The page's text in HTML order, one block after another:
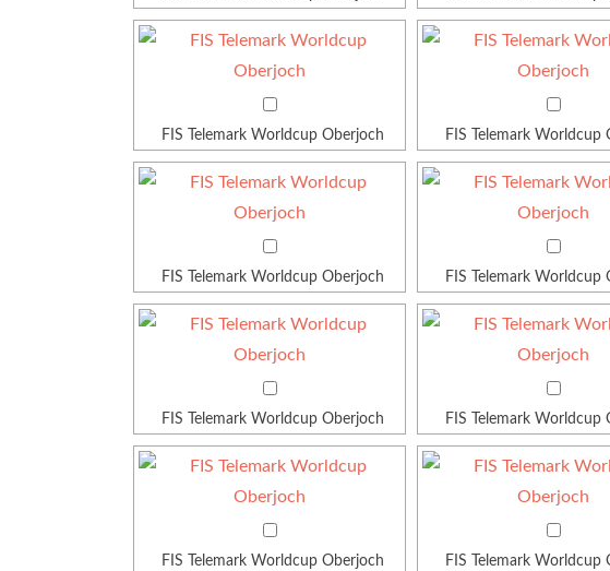
FIS Telemark Worldcup Oberjoch FIS Telemark Worldcup
FIS Telemark Worldcup Oberjoch FIS Telemark Worldcup
FIS Telemark Worldcup Oberjoch FIS Telemark Worldcup
FIS Telemark Worldcup Oberjoch FIS Telemark Worldcup